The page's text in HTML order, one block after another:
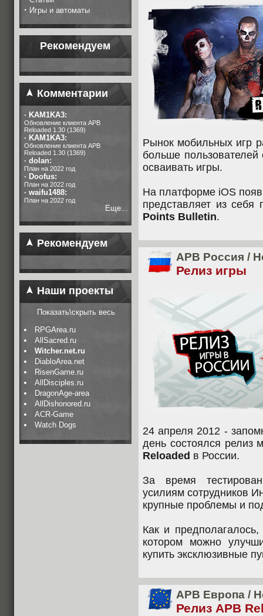
· Игры и автоматы
Рекомендуем
Комментарии
· KAM1KA3:
Обновление клиента APB
Reloaded 1.30 (1369)
· KAM1KA3:
Обновление клиента APB
Reloaded 1.30 (1369)
· dolan:
План на 2022 год
· Doofus:
План на 2022 год
· waifu1488:
План на 2022 год
Еще...
Рекомендуем
Наши проекты
Показать\скрыть весь
RPGArea.ru
AllSacred.ru
Witcher.net.ru
DiabloArea.net
RisenGame.ru
AllDisciples.ru
DragonAge-area
AllDishonored.ru
ACR-Game
Watch Dogs
Рынок мобильных игр
больше
осваивать игры.
На платформе iOS
представляет из
Points Bulletin.
APB Россия /
Релиз игры
24 апреля 2012 -
день состоялся релиз
Reloaded в России.
За время
усилиям сотрудников
крупные проблемы и
Как и
котором можно
купить эксклюзивные
APB Европа /
Релиз APB